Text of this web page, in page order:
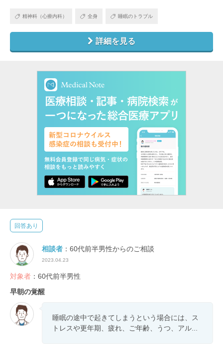
精神科（心療内科） 全身 睡眠のトラブル
詳細を見る
回答あり
相談者 ：60代前半男性からのご相談
2023.04.23
対象者 ：60代前半男性
早朝の覚醒
睡眠の途中で起きてしまうという場合には、ス
トレスや更年期、疲れ、ご年齢、うつ、アル...